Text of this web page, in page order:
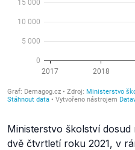
Ministerstvo školství
dvě čtvrtletí roku 2021, v